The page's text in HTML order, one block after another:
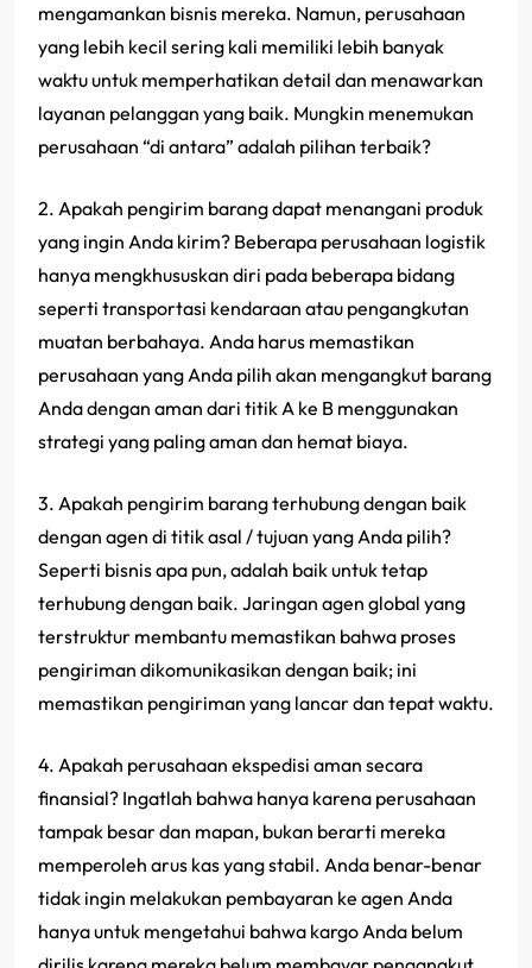
mengamankan bisnis mereka. Namun, perusahaan
yang lebih kecil sering kali memiliki lebih banyak
waktu untuk memperhatikan detail dan menawarkan
layanan pelanggan yang baik. Mungkin menemukan
perusahaan “di antara” adalah pilihan terbaik?
2. Apakah pengirim barang dapat menangani produk
yang ingin Anda kirim? Beberapa perusahaan logistik
hanya mengkhususkan diri pada beberapa bidang
seperti transportasi kendaraan atau pengangkutan
muatan berbahaya. Anda harus memastikan
perusahaan yang Anda pilih akan mengangkut barang
Anda dengan aman dari titik A ke B menggunakan
strategi yang paling aman dan hemat biaya.
3. Apakah pengirim barang terhubung dengan baik
dengan agen di titik asal / tujuan yang Anda pilih?
Seperti bisnis apa pun, adalah baik untuk tetap
terhubung dengan baik. Jaringan agen global yang
terstruktur membantu memastikan bahwa proses
pengiriman dikomunikasikan dengan baik; ini
memastikan pengiriman yang lancar dan tepat waktu.
4. Apakah perusahaan ekspedisi aman secara
finansial? Ingatlah bahwa hanya karena perusahaan
tampak besar dan mapan, bukan berarti mereka
memperoleh arus kas yang stabil. Anda benar-benar
tidak ingin melakukan pembayaran ke agen Anda
hanya untuk mengetahui bahwa kargo Anda belum